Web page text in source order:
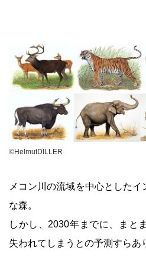
©HelmutDILLER
メコン川の流域を中心とした
な森。
しかし、2030年までに、まと
失われてしまうとの予測すらあ